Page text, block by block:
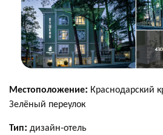
Местоположение: Краснодарский
Зелёный переулок
Тип: дизайн-отель